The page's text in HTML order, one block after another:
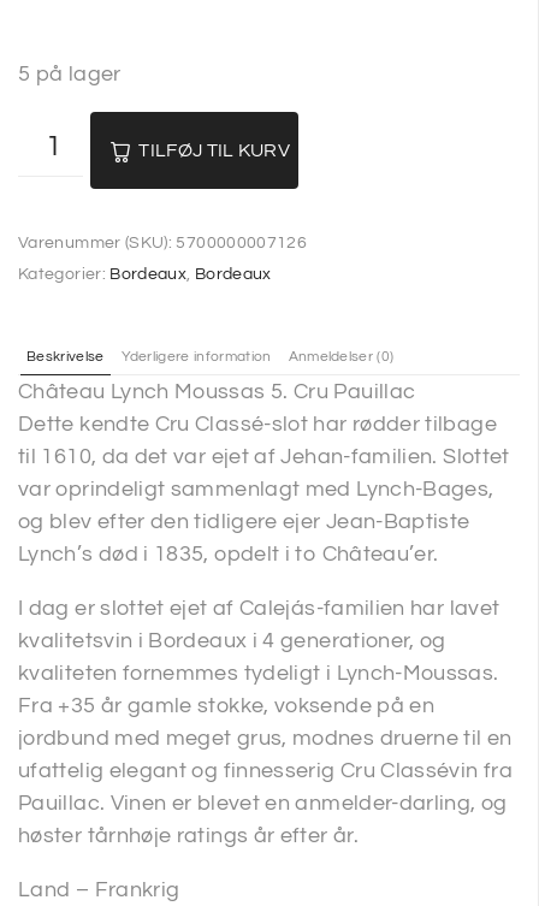
5 på lager
TILFØJ TIL KURV
Varenummer (SKU): 5700000007126
Kategorier: Bordeaux, Bordeaux
Beskrivelse Yderligere information Anmeldelser (0)
Château Lynch Moussas 5. Cru Pauillac
Dette kendte Cru Classé-slot har rødder tilbage
til 1610, da det var ejet af Jehan-familien. Slottet
var oprindeligt sammenlagt med Lynch-Bages,
og blev efter den tidligere ejer Jean-Baptiste
Lynch’s død i 1835, opdelt i to Château’er.
I dag er slottet ejet af Calejás-familien har lavet
kvalitetsvin i Bordeaux i 4 generationer, og
kvaliteten fornemmes tydeligt i Lynch-Moussas.
Fra +35 år gamle stokke, voksende på en
jordbund med meget grus, modnes druerne til en
ufattelig elegant og finnesserig Cru Classévin fra
Pauillac. Vinen er blevet en anmelder-darling, og
høster tårnhøje ratings år efter år.
Land – Frankrig